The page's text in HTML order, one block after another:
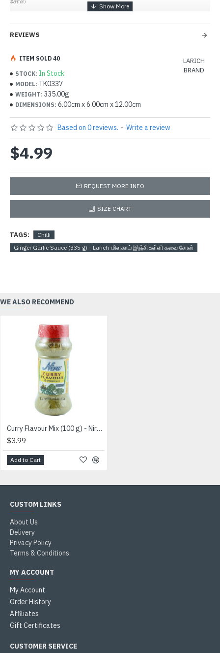
REVIEWS
STOCK: In Stock
MODEL: TK0337
WEIGHT: 335.00g
DIMENSIONS: 6.00cm x 6.00cm x 12.00cm
LARICH
BRAND
ITEM SOLD 40
Based on 0 reviews. - Write a review
$4.99
REQUEST MORE INFO
SIZE CHART
TAGS:
Chilli
Ginger Garlic Sauce (335 g) - Larich-மிளகாய் இஞ்சி உள்ளி சுவை சோஸ்
WE ALSO RECOMMEND
Curry Flavour Mix (100 g) - Niru - கறி வாசனை கூட்டு
$3.99
Add to Cart
CUSTOM LINKS
About Us
Delivery
Privacy Policy
Terms & Conditions
MY ACCOUNT
My Account
Order History
Affiliates
Gift Certificates
CUSTOMER SERVICE